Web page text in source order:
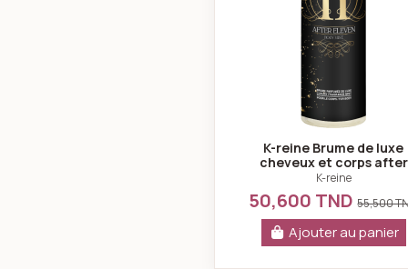
K-reine Brume de luxe
cheveux et corps after
eleven 230 ml
K-reine
50,600 TND55,500
Ajouter au panier